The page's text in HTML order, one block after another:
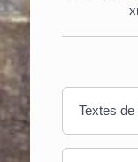
Textes